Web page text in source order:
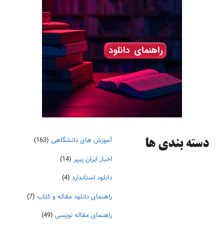
دسته‌ بندی ها آموزش های دانشگاهی (163)
اخبار ایران پیپر (14)
دانلود استاندارد (4)
راهنمای دانلود مقاله و کتاب (7)
راهنمای مقاله نویسی (49)